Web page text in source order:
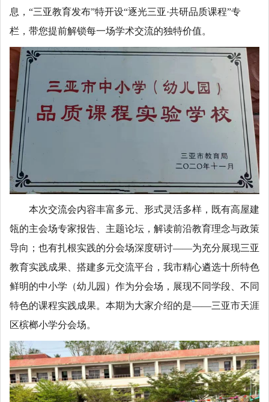
息，“三亚教育发布”特开设“逐光三亚·共研品质课程”专
栏，带您提前解锁每一场学术交流的独特价值。
本次交流会内容丰富多元、形式灵活多样，既有高屋建
瓴的主会场专家报告、主题论坛，解读前沿教育理念与政策
导向；也有扎根实践的分会场深度研讨——为充分展现三亚
教育实践成果、搭建多元交流平台，我市精心遴选十所特色
鲜明的中小学（幼儿园）作为分会场，展现不同学段、不同
特色的课程实践成果。本期为大家介绍的是——三亚市天涯
区槟榔小学分会场。